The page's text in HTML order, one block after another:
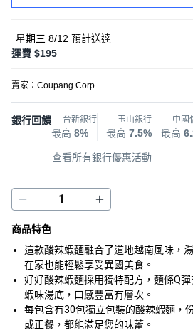
星期三 8/12 預計送達
運費 $195
賣家： Coupang Corp.
銀行回饋 台新銀行
最高 8%
玉山銀行
最高 7.5%
中國
最高
查看所有銀行優惠活動
商品特色
這款酸辣蝦麵融合了道地越南風味，
在家也能輕鬆享受異國美食。
好好酸辣蝦麵採用獨特配方，麵條Q
蝦味湯底，口感豐富有層次。
每包含有30包獨立包裝的酸辣蝦麵，
或正餐，都能滿足您的味蕾。